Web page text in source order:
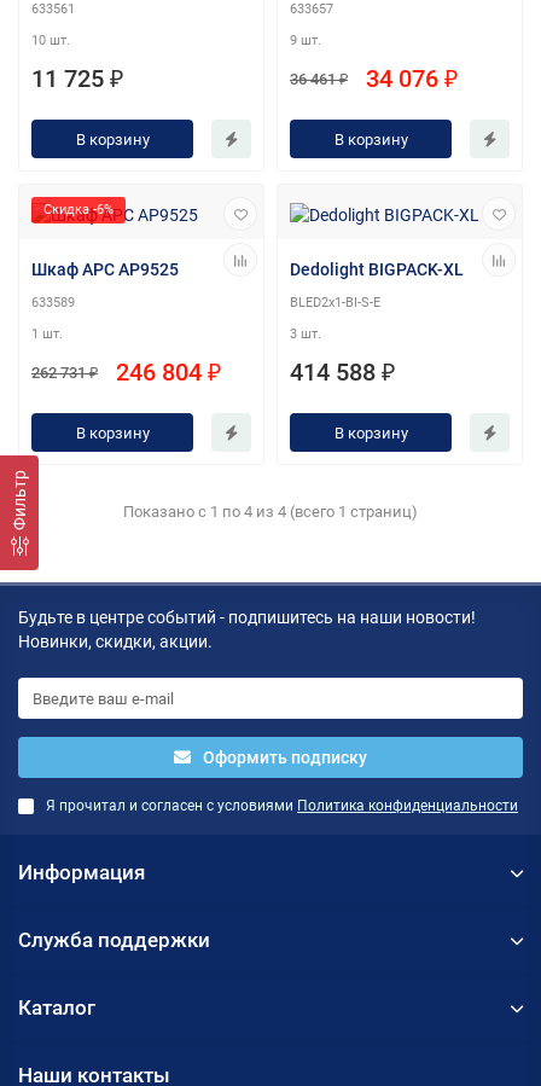
Фильтр
633561
10 шт.
11 725 ₽
В корзину
633657
9 шт.
36 461 ₽ 34 076 ₽
В корзину
Скидка -6%
Шкаф APC AP9525
633589
1 шт.
262 731 ₽ 246 804 ₽
В корзину
Dedolight BIGPACK-XL
BLED2x1-BI-S-E
3 шт.
414 588 ₽
В корзину
Показано с 1 по 4 из 4 (всего 1 страниц)
Будьте в центре событий - подпишитесь на наши новости!
Новинки, скидки, акции.
Оформить подписку
Я прочитал и согласен с условиями Политика конфиденциальности
Информация
Служба поддержки
Каталог
Наши контакты